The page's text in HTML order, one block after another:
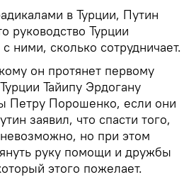
в Турции, Путин
руководство Турции
ними, сколько сотрудничает.
он протянет первому
Тайипу Эрдогану
Петру Порошенко, если они
заявил, что спасти того,
невозможно, но при этом
руку помощи и дружбы
этого пожелает.